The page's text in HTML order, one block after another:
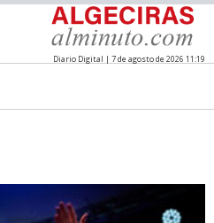
Diario Digital | 7 de agosto de 2026 11:19